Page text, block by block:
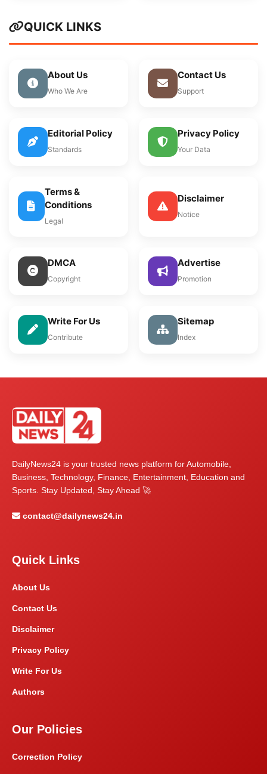
QUICK LINKS
About Us
Who We Are
Contact Us
Support
Editorial Policy
Standards
Privacy Policy
Your Data
Terms &
Conditions
Legal
Disclaimer
Notice
DMCA
Copyright
Advertise
Promotion
Write For Us
Contribute
Sitemap
Index
DailyNews24 is your trusted news platform for Automobile,
Business, Technology, Finance, Entertainment, Education and
Sports. Stay Updated, Stay Ahead 🚀
contact@dailynews24.in
Quick Links
About Us
Contact Us
Disclaimer
Privacy Policy
Write For Us
Authors
Our Policies
Correction Policy